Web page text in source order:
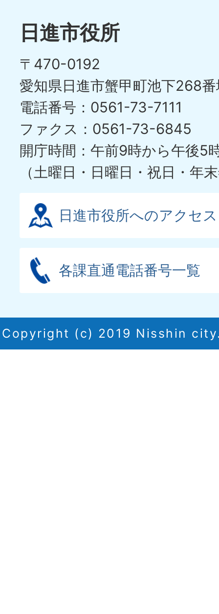
イ
目
の
ス
ラ
イ
ド
日進市役所
〒470-0192
愛知県日進市蟹甲町池下268
電話番号：0561-73-7111
ファクス：0561-73-6845
開庁時間：午前9時から午後5
（土曜日・日曜日・祝日・年
日進市役所へのアクセス
各課直通電話番号一覧
Copyright (c) 2019 Nisshin